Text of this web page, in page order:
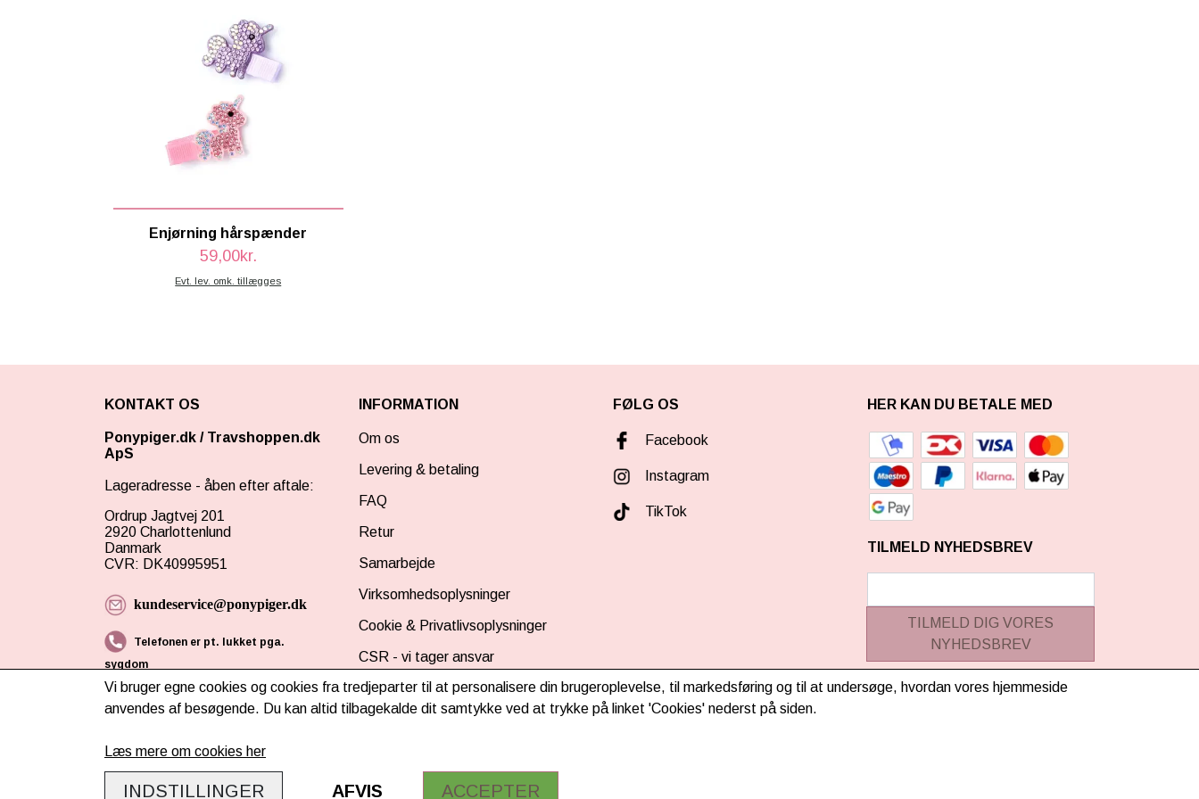
Enjørning hårspænder
59,00kr.
Evt. lev. omk. tillægges
KONTAKT OS
Ponypiger.dk / Travshoppen.dk
ApS
Lageradresse - åben efter aftale:
Ordrup Jagtvej 201
2920 Charlottenlund
Danmark
CVR: DK40995951
kundeservice@ponypiger.dk
Telefonen er pt. lukket pga.
sygdom
INFORMATION
Om os
Levering & betaling
FAQ
Retur
Samarbejde
Virksomhedsoplysninger
Cookie & Privatlivsoplysninger
CSR - vi tager ansvar
Tilmeld nyhedsbrev
FØLG OS
Facebook
Instagram
TikTok
HER KAN DU BETALE MED
TILMELD NYHEDSBREV
TILMELD DIG VORES
NYHEDSBREV
Vi bruger egne cookies og cookies fra tredjeparter til at personalisere din brugeroplevelse, til markedsføring og til at undersøge, hvordan vores hjemmeside
anvendes af besøgende. Du kan altid tilbagekalde dit samtykke ved at trykke på linket 'Cookies' nederst på siden.
Læs mere om cookies her
INDSTILLINGER AFVIS ACCEPTER